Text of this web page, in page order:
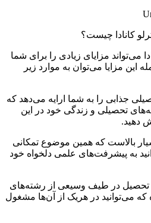
کانادا چیست؟
می‌تواند مزایای زیادی را برای شما
این مزایا می‌توان به موارد زیر
جذابی را به شما ارایه می‌دهد که
تحصیلی و زندگی خود در این
دهید.
بالاست که همین موضوع تمکانی
به پیشرفت‌های علمی دلخواه خود
تحصیل در طیف وسیعی از رشته‌های
که می‌توانید در هریک از آن‌ها مشغول